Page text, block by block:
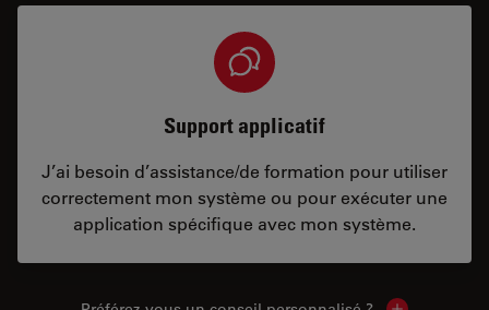
Support applicatif
J’ai besoin d’assistance/de formation pour utiliser
correctement mon système ou pour exécuter une
application spécifique avec mon système.